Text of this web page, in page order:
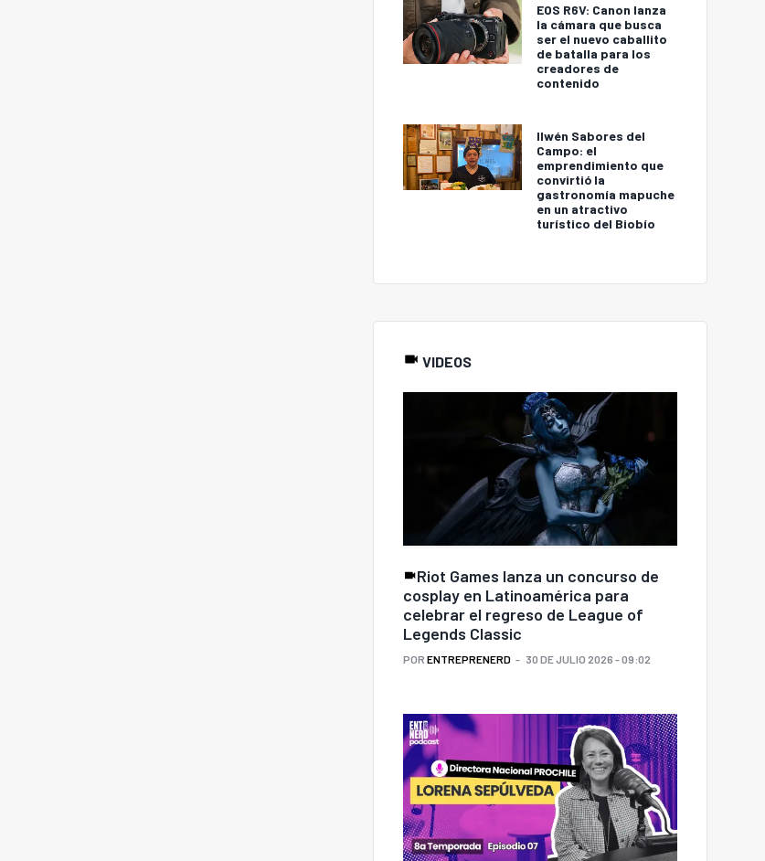
EOS R6V: Canon lanza
la cámara que busca
ser el nuevo caballito
de batalla para los
creadores de
contenido
Ilwén Sabores del
Campo: el
emprendimiento que
convirtió la
gastronomía mapuche
en un atractivo
turístico del Biobío
VIDEOS
Riot Games lanza un concurso de
cosplay en Latinoamérica para
celebrar el regreso de League of
Legends Classic
POR ENTREPRENERD 30 DE JULIO 2026 - 09:02